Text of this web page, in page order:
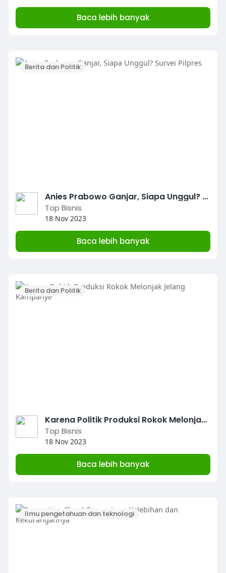
Baca lebih banyak
Berita dan Politik
Anies Prabowo Ganjar, Siapa Unggul? Survei Pilpres
Top Bisnis
18 Nov 2023
Baca lebih banyak
Berita dan Politik
Karena Politik Produksi Rokok Melonjak Jelang Kampanye
Top Bisnis
18 Nov 2023
Baca lebih banyak
Ilmu pengetahuan dan teknologi